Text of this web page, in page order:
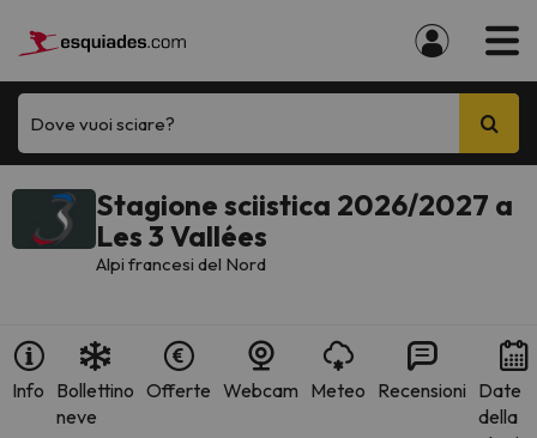
Dove vuoi sciare?
Stagione sciistica 2026/2027 a
Les 3 Vallées
Alpi francesi del Nord
Info Bollettino
neve
Offerte Webcam Meteo Recensioni Date
della